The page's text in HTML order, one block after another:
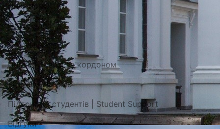
Наші проекти
Фото/Відео
Сертифікати
Портал освіти за кордоном
Вступний сервіс
Підтримка студентів | Student Support
Відгуки